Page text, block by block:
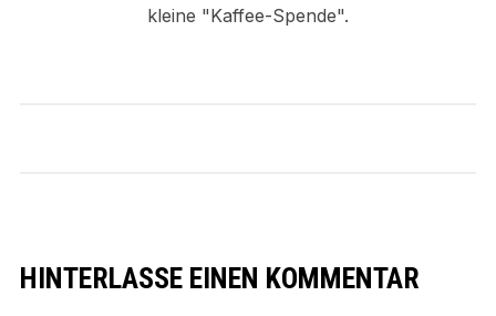
kleine "Kaffee-Spende".
HINTERLASSE EINEN KOMMENTAR